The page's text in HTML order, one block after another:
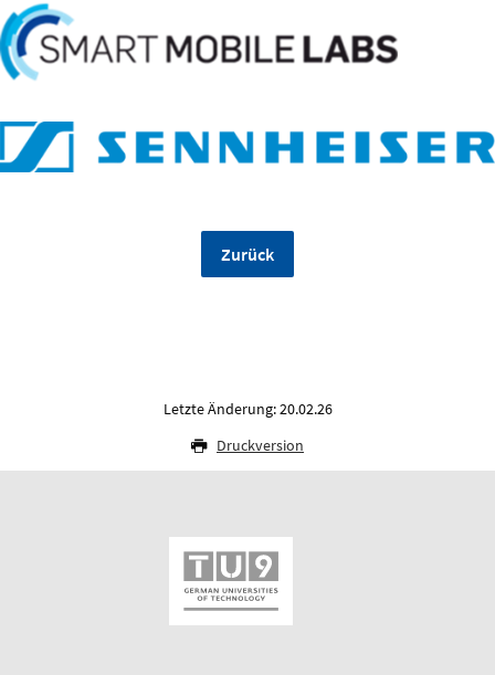
Zurück
Letzte Änderung: 20.02.26
Druckversion